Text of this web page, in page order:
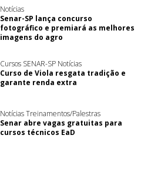
Notícias
Senar-SP lança concurso
fotográfico e premiará as melhores
imagens do agro
Cursos SENAR-SP Notícias
Curso de Viola resgata tradição e
garante renda extra
Notícias Treinamentos/Palestras
Senar abre vagas gratuitas para
cursos técnicos EaD